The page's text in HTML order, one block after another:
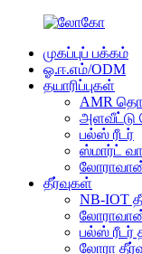
முகப்புப் பக்கம்
ஓ.ஈ.எம்/ODM
தயாரிப்புகள்
AMR
அளவீட்டு
பல்ஸ் ரீடர்
ஸ்மார்ட்
தீர்வுகள்
NB-IOT
பல்ஸ் ரீடர்
லோரா